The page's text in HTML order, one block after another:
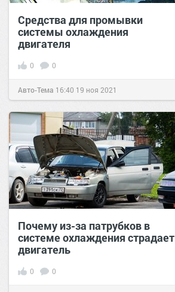
Средства для промывки
системы охлаждения
двигателя
0 0
Авто-Тема 16:40 19 ноя 2021
Почему из-за патрубков в
системе охлаждения страдает
двигатель
0 0